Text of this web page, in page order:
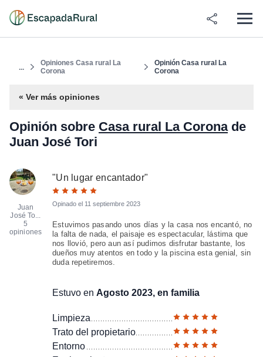
...
Opiniones Casa rural La
Corona
Opinión Casa rural La
Corona
« Ver más opiniones
Opinión sobre Casa rural La Coronade
Juan José Tori
Juan
José To...
5
opiniones
"Un lugar encantador"
Opinado el 11 septiembre 2023
Estuvimos pasando unos días y la casa nos encantó, no
la falta de nada, el paisaje es espectacular, lástima que
nos llovió, pero aun así pudimos disfrutar bastante, los
dueños muy atentos en todo y la piscina esta genial, sin
duda repetiremos.
Estuvo en Agosto 2023, en familia
Limpieza
Trato del propietario
Entorno